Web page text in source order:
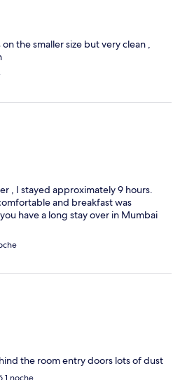
the smaller size but very clean ,
, I stayed approximately 9 hours.
and breakfast was
have a long stay over in Mumbai
the room entry doors lots of dust
1 noche